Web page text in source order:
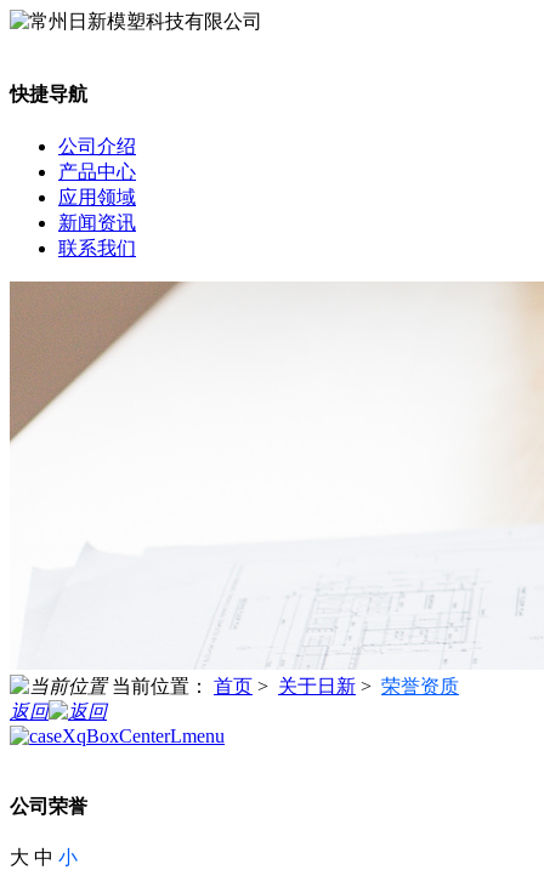
快捷导航
公司介绍
产品中心
应用领域
新闻资讯
联系我们
当前位置： 首页 > 关于日新 > 荣誉资质
返回
公司荣誉
大 中 小